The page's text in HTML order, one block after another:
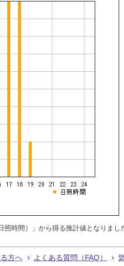
時間）」から得る推計値となりま
方へ よくある質問（FAQ）